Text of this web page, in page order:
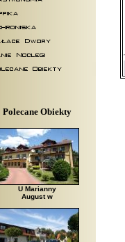
Polecane Obiekty
U Marianny
August w